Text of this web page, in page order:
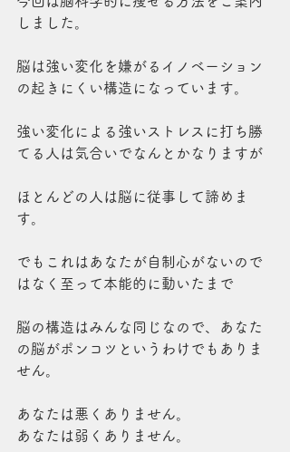
しました。
脳は強い変化を嫌がるイノベーション
の起きにくい構造になっています。
強い変化による強いストレスに打ち勝
てる人は気合いでなんとかなりますが
ほとんどの人は脳に従事して諦めま
す。
でもこれはあなたが自制心がないので
はなく至って本能的に動いたまで
脳の構造はみんな同じなので、あなた
の脳がポンコツというわけでもありま
せん。
あなたは悪くありません。
あなたは弱くありません。